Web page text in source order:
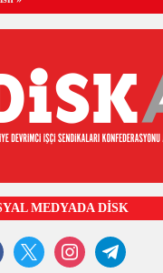
MEDYADA DİSK
x instagramtelegram